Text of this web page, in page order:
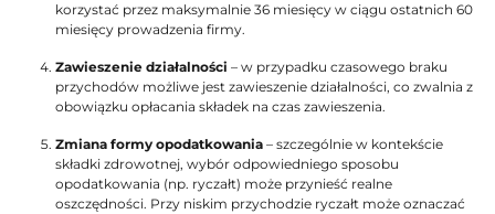
korzystać przez maksymalnie 36 miesięcy w ciągu ostatnich 60
miesięcy prowadzenia firmy.
Zawieszenie działalności – w przypadku czasowego braku
przychodów możliwe jest zawieszenie działalności, co zwalnia z
obowiązku opłacania składek na czas zawieszenia.
Zmiana formy opodatkowania – szczególnie w kontekście
składki zdrowotnej, wybór odpowiedniego sposobu
opodatkowania (np. ryczałt) może przynieść realne
oszczędności. Przy niskim przychodzie ryczałt może oznaczać